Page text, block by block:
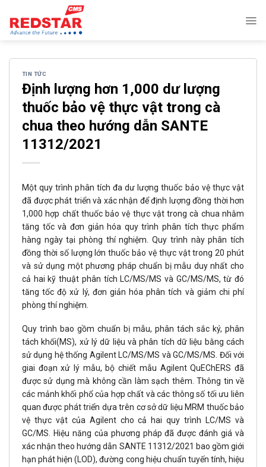
content
TIN TỨC
Định lượng hơn 1,000 dư lượng
thuốc bảo vệ thực vật trong cà
chua theo hướng dẫn SANTE
11312/2021
Một quy trình phân tích đa dư lượng thuốc bảo vệ thực vật
đã được phát triển và xác nhận để định lượng đồng thời hơn
1,000 hợp chất thuốc bảo vệ thực vật trong cà chua nhằm
tăng tốc và đơn giản hóa quy trình phân tích thực phẩm
hàng ngày tại phòng thí nghiệm. Quy trình này phân tích
đồng thời số lượng lớn thuốc bảo vệ thực vật trong 20 phút
và sử dụng một phương pháp chuẩn bị mẫu duy nhất cho
cả hai kỹ thuật phân tích LC/MS/MS và GC/MS/MS, từ đó
tăng tốc độ xử lý, đơn giản hóa phân tích và giảm chi phí
phòng thí nghiệm.
Quy trình bao gồm chuẩn bị mẫu, phân tách sắc ký, phân
tách khối(MS), xử lý dữ liệu và phân tích dữ liệu bằng cách
sử dụng hệ thống Agilent LC/MS/MS và GC/MS/MS. Đối với
giai đoạn xử lý mẫu, bộ chiết mẫu Agilent QuEChERS đã
được sử dụng mà không cần làm sạch thêm. Thông tin về
các mảnh khối phổ của hợp chất và các thông số tối ưu liên
quan được phát triển dựa trên cơ sở dữ liệu MRM thuốc bảo
vệ thực vật của Agilent cho cả hai quy trình LC/MS và
GC/MS. Hiệu năng của phương pháp đã được đánh giá và
xác nhận theo hướng dẫn SANTE 11312/2021 bao gồm giới
hạn phát hiện (LOD), đường cong hiệu chuẩn tuyến tính, hiệu